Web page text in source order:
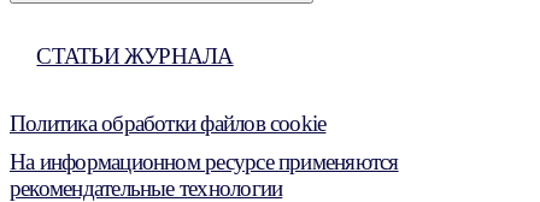
СТАТЬИ ЖУРНАЛА
Политика обработки файлов cookie
На информационном ресурсе применяются
рекомендательные технологии